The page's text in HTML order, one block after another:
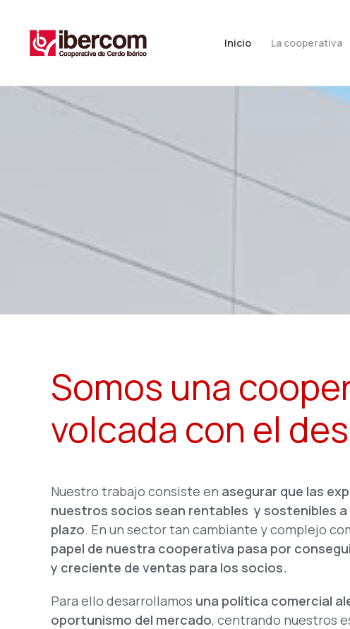
Inicio La cooperativa
Somos una
volcada con el
Nuestro trabajo consiste en asegurar que las
nuestros socios sean rentables y sostenibles a
plazo. En un sector tan cambiante y complejo
papel de nuestra cooperativa pasa por
y creciente de ventas para los socios.
Para ello desarrollamos una política comercial
oportunismo del mercado, centrando nuestros